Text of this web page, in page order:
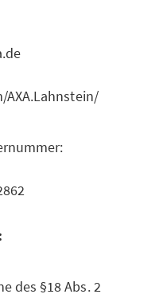
des §18 Abs. 2